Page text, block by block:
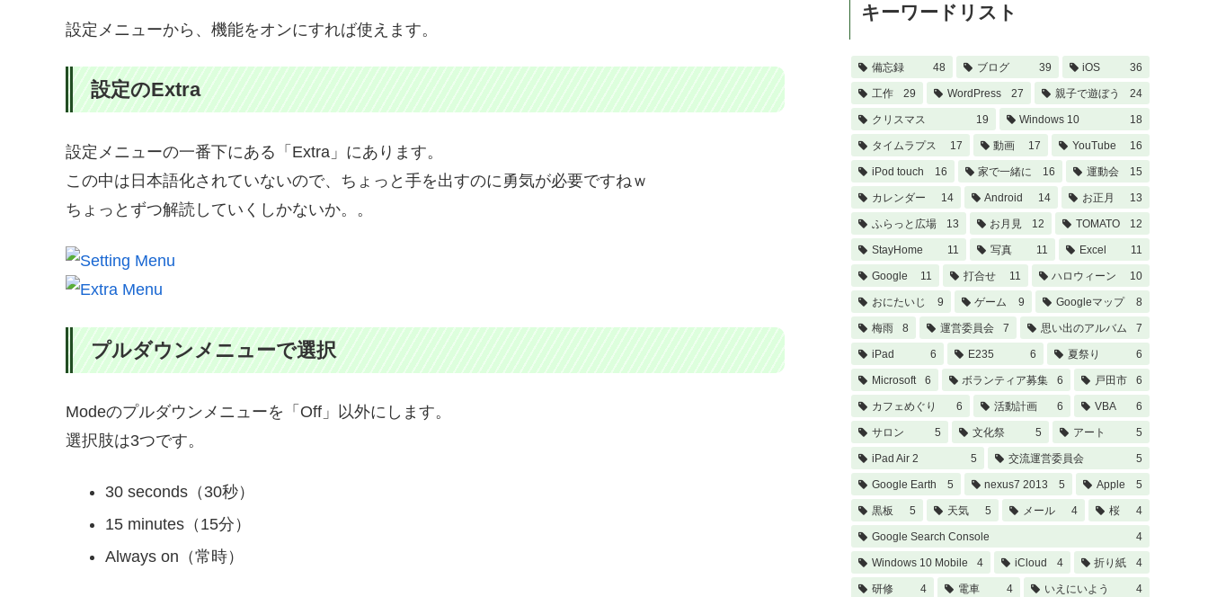
設定メニューから、機能をオンにすれば使えます。
設定のExtra
設定メニューの一番下にある「Extra」にあります。
この中は日本語化されていないので、ちょっと手を出すのに勇気が必要ですねｗ
ちょっとずつ解読していくしかないか。。
プルダウンメニューで選択
Modeのプルダウンメニューを「Off」以外にします。
選択肢は3つです。
30 seconds（30秒）
15 minutes（15分）
Always on（常時）
キーワードリスト
備忘録 48 ブログ 39 iOS 36
工作 29 WordPress 27 親子で遊ぼう 24
クリスマス 19 Windows 10 18
タイムラプス 17 動画 17 YouTube 16
iPod touch 16 家で一緒に 16 運動会 15
カレンダー 14 Android 14 お正月 13
ふらっと広場 13 お月見 12 TOMATO 12
StayHome 11 写真 11 Excel 11
Google 11 打合せ 11 ハロウィーン 10
おにたいじ 9 ゲーム 9 Googleマップ 8
梅雨 8 運営委員会 7 思い出のアルバム 7
iPad 6 E235 6 夏祭り 6
Microsoft 6 ボランティア募集 6 戸田市 6
カフェめぐり 6 活動計画 6 VBA 6
サロン 5 文化祭 5 アート 5
iPad Air 2 5 交流運営委員会 5
Google Earth 5 nexus7 2013 5 Apple 5
黒板 5 天気 5 メール 4 桜 4
Google Search Console 4
Windows 10 Mobile 4 iCloud 4 折り紙 4
研修 4 電車 4 いえにいよう 4